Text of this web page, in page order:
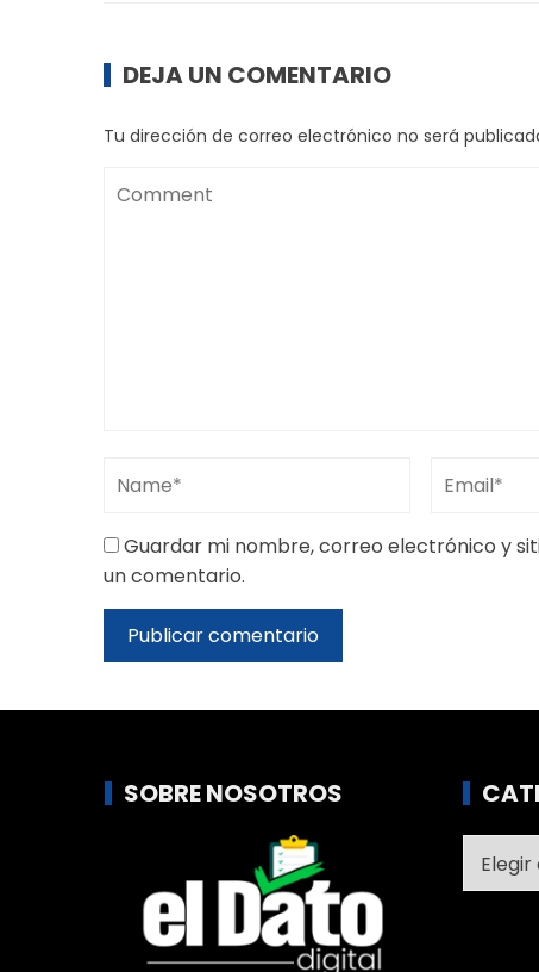
DEJA UN COMENTARIO
Tu dirección de correo electrónico no será
Guardar mi nombre, correo electrónico y
un comentario.
SOBRE NOSOTROS